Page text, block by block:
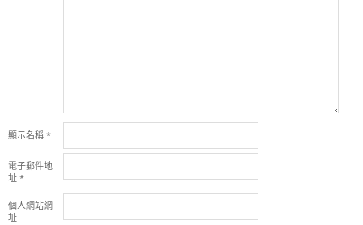
顯示名稱 *
電子郵件地
址 *
個人網站網
址